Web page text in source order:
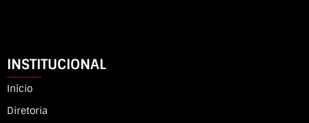
INSTITUCIONAL
Início
Diretoria